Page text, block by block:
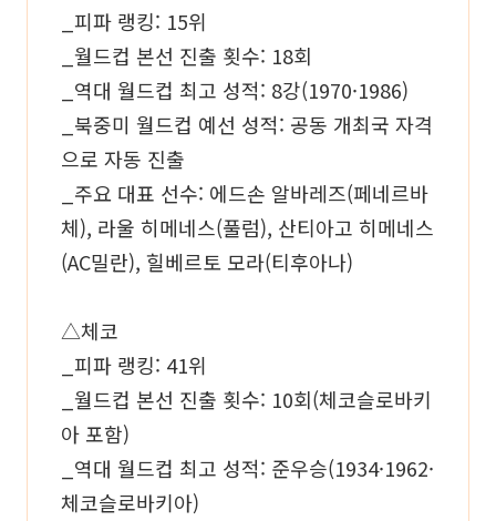
_피파 랭킹: 15위
_월드컵 본선 진출 횟수: 18회
_역대 월드컵 최고 성적: 8강(1970·1986)
_북중미 월드컵 예선 성적: 공동 개최국 자격
으로 자동 진출
_주요 대표 선수: 에드손 알바레즈(페네르바
체), 라울 히메네스(풀럼), 산티아고 히메네스
(AC밀란), 힐베르토 모라(티후아나)
△체코
_피파 랭킹: 41위
_월드컵 본선 진출 횟수: 10회(체코슬로바키
아 포함)
_역대 월드컵 최고 성적: 준우승(1934·1962·
체코슬로바키아)